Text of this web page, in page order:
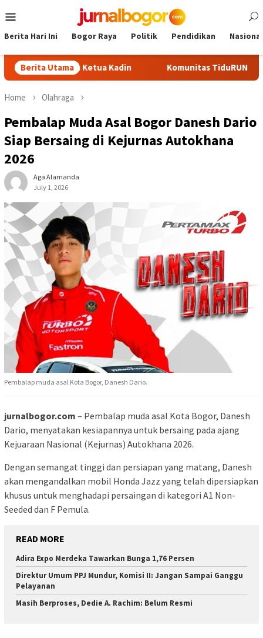
to
Menu
Berita Hari Ini Bogor Raya Politik Pendidikan Nasional
Berita Utama
Calon Ketua Kadin Komunitas TiduRUN Jajal Jalur
Home Olahraga
Pembalap Muda Asal Bogor Danesh Dario
Siap Bersaing di Kejurnas Autokhana
2026
Aga Alamanda
July 1, 2026
Pembalap muda asal Kota Bogor, Danesh Dario.
jurnalbogor.com – Pembalap muda asal Kota Bogor, Danesh
Dario, menyatakan kesiapannya untuk bersaing pada ajang
Kejuaraan Nasional (Kejurnas) Autokhana 2026.
Dengan semangat tinggi dan persiapan yang matang, Danesh
akan mengandalkan mobil Honda Jazz yang telah dipersiapkan
khusus untuk menghadapi persaingan di kategori A1 Non-
Seeded dan F Pemula.
READ MORE
Adira Expo Merdeka Tawarkan Bunga 1,76 Persen
Direktur Umum PPJ Mundur, Komisi II: Jangan Sampai Ganggu
Pelayanan
Masih Berproses, Dedie A. Rachim: Belum Resmi